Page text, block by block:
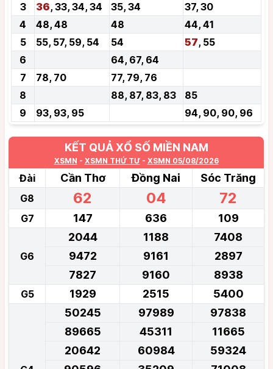
3
36, 33, 34, 34 35, 34
37, 30
4
48, 48 48
44, 41
5
55, 57, 59, 54 54 57, 55
6
64, 67, 64
7
78, 70
77, 79, 76
8
88, 87, 83, 83
85
9
93, 93, 95 94, 90, 90, 96
KẾT QUẢ XỔ SỐ MIỀN NAM
XSMN - XSMN THỨ TƯ- XSMN 05/08/2026
Đài Cần Thơ Đồng Nai Sóc Trăng
G8 62 04 72
G7 147 636 109
G6
2044 1188
7408
9472
9161
2897
7827
9160 8938
G5 1929 2515 5400
50245 97989
97838
89665
45311
11665
20642
60984
59324